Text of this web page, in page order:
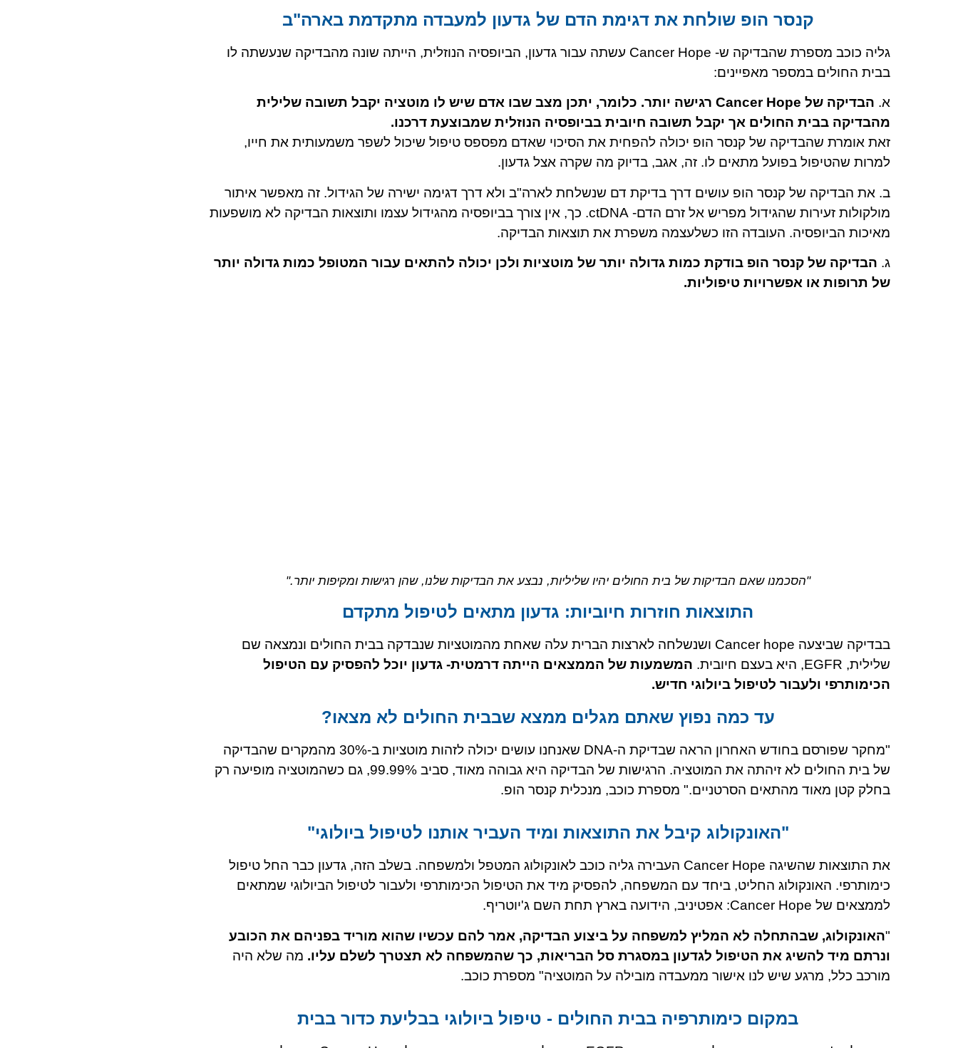
קנסר הופ שולחת את דגימת הדם של גדעון למעבדה מתקדמת בארה"ב
גליה כוכב מספרת שהבדיקה ש- Cancer Hope עשתה עבור גדעון, הביופסיה הנוזלית, הייתה שונה מהבדיקה שנעשתה לו
בבית החולים במספר מאפיינים:
א.
הבדיקה של Cancer Hope רגישה יותר. כלומר, יתכן מצב שבו אדם שיש לו מוטציה יקבל תשובה שלילית
מהבדיקה בבית החולים אך יקבל תשובה חיובית בביופסיה הנוזלית שמבוצעת דרכנו.
זאת אומרת שהבדיקה של קנסר הופ יכולה להפחית את הסיכוי שאדם מפספס טיפול שיכול לשפר משמעותית את חייו,
למרות שהטיפול בפועל מתאים לו. זה, אגב, בדיוק מה שקרה אצל גדעון.
ב. את הבדיקה של קנסר הופ עושים דרך בדיקת דם שנשלחת לארה"ב ולא דרך דגימה ישירה של הגידול. זה מאפשר איתור
מולקולות זעירות שהגידול מפריש אל זרם הדם- ctDNA. כך, אין צורך בביופסיה מהגידול עצמו ותוצאות הבדיקה לא מושפעות
מאיכות הביופסיה. העובדה הזו כשלעצמה משפרת את תוצאות הבדיקה.
ג. הבדיקה של קנסר הופ בודקת כמות גדולה יותר של מוטציות ולכן יכולה להתאים עבור המטופל כמות גדולה יותר
של תרופות או אפשרויות טיפוליות.
"הסכמנו שאם הבדיקות של בית החולים יהיו שליליות, נבצע את הבדיקות שלנו, שהן רגישות ומקיפות יותר.​"
התוצאות חוזרות חיוביות: גדעון מתאים לטיפול מתקדם
בבדיקה שביצעה Cancer hope ושנשלחה לארצות הברית עלה שאחת מהמוטציות שנבדקה בבית החולים ונמצאה שם
שלילית, EGFR, היא בעצם חיובית.
המשמעות של הממצאים הייתה דרמטית- גדעון יוכל להפסיק עם הטיפול
הכימותרפי ולעבור לטיפול ביולוגי חדיש.
עד כמה נפוץ שאתם מגלים ממצא שבבית החולים לא מצאו?
"מחקר שפורסם בחודש האחרון הראה שבדיקת ה-DNA שאנחנו עושים יכולה לזהות מוטציות ב-30% מהמקרים שהבדיקה
של בית החולים לא זיהתה את המוטציה. הרגישות של הבדיקה היא גבוהה מאוד, סביב 99.99%, גם כשהמוטציה מופיעה רק
בחלק קטן מאוד מהתאים הסרטניים." מספרת כוכב, מנכלית קנסר הופ.
"האונקולוג קיבל את התוצאות ומיד העביר אותנו לטיפול ביולוגי"
את התוצאות שהשיגה Cancer Hope העבירה גליה כוכב לאונקולוג המטפל ולמשפחה. בשלב הזה, גדעון כבר החל טיפול
כימותרפי. האונקולוג החליט, ביחד עם המשפחה, להפסיק מיד את הטיפול הכימותרפי ולעבור לטיפול הביולוגי שמתאים
לממצאים של Cancer Hope: אפטיניב, הידועה בארץ תחת השם ג'יוטריף.
"האונקולוג, שבהתחלה לא המליץ למשפחה על ביצוע הבדיקה, אמר להם עכשיו שהוא מוריד בפניהם את הכובע
ונרתם מיד להשיג את הטיפול לגדעון במסגרת סל הבריאות, כך שהמשפחה לא תצטרך לשלם עליו. מה שלא היה
מורכב כלל, מרגע שיש לנו אישור ממעבדה מובילה על המוטציה" מספרת כוכב.
במקום כימותרפיה בבית החולים - טיפול ביולוגי בבליעת כדור בבית